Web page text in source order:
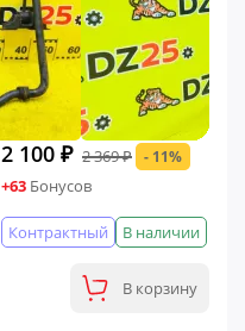
2 100 ₽ 2 369 ₽ - 11%
+63 Бонусов
В наличии
Контрактный
В корзину